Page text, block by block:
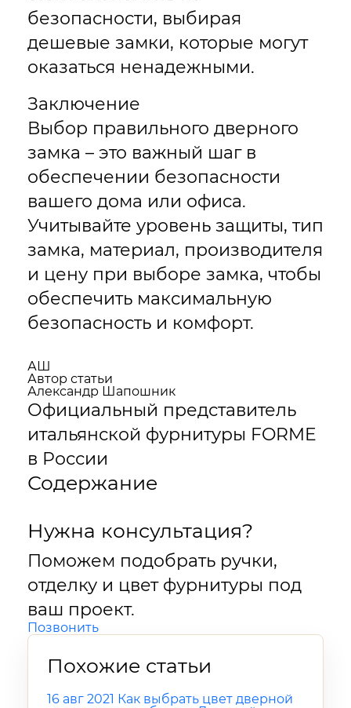
безопасности, выбирая
дешевые замки, которые могут
оказаться ненадежными.
Заключение
Выбор правильного дверного
замка – это важный шаг в
обеспечении безопасности
вашего дома или офиса.
Учитывайте уровень защиты, тип
замка, материал, производителя
и цену при выборе замка, чтобы
обеспечить максимальную
безопасность и комфорт.
АШ
Автор статьи
Александр Шапошник
Официальный представитель
итальянской фурнитуры FORME
в России
Содержание
Нужна консультация?
Поможем подобрать ручки,
отделку и цвет фурнитуры под
ваш проект.
Позвонить
Похожие статьи
16 авг 2021 Как выбрать цвет дверной